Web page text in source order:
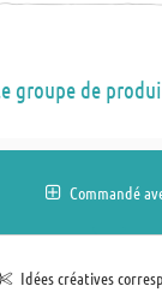
groupe de
Commandé
Idées créatives